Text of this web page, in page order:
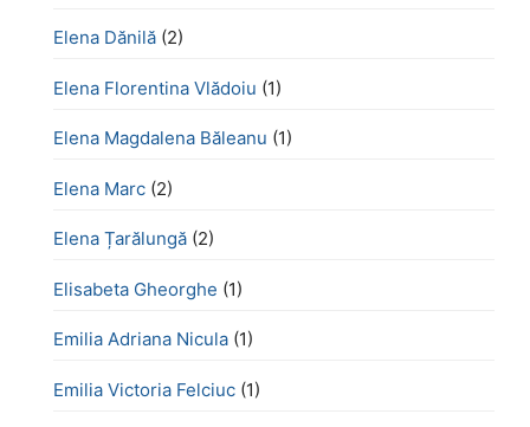
Elena Dănilă (2)
Elena Florentina Vlădoiu (1)
Elena Magdalena Băleanu (1)
Elena Marc (2)
Elena Țarălungă (2)
Elisabeta Gheorghe (1)
Emilia Adriana Nicula (1)
Emilia Victoria Felciuc (1)